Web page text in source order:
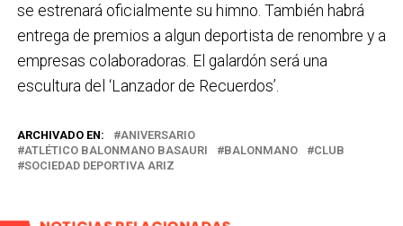
se estrenará oficialmente su himno. También habrá
entrega de premios a algun deportista de renombre y a
empresas colaboradoras. El galardón será una
escultura del ‘Lanzador de Recuerdos’.
ARCHIVADO EN:
ANIVERSARIO
ATLÉTICO BALONMANO BASAURI
BALONMANO
CLUB
SOCIEDAD DEPORTIVA ARIZ